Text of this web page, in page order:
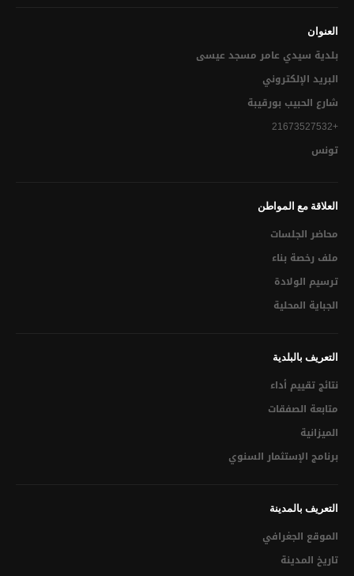
البناء والعمران
ملف رخصة بناء
رخص البناء
رخصة أشغال
رخصة ربط بشبكة التطهير
التراخيص الإقتصادية
قرار المصادقة على تقسيم
الميدان العمراني
البرنامج الإستثماري التشاركي عن بعد لسنة 2021
تحميل مطالب مختلفة
الجباية المحلية
القانون الأساسي للبلديات
التنظيم الهيكلي للبلدية
العنوان
بلدية سيدي عامر مسجد عيسى‎
البريد الإلكتروني
شارع الحبيب بورقيبة
+21673527532
تونس
العلاقة مع المواطن
محاضر الجلسات
ملف رخصة بناء
ترسيم الولادة
الجباية المحلية
التعريف بالبلدية
نتائج تقييم أداء
متابعة الصفقات
الميزانية
برنامج الإستثمار السنوي
التعريف بالمدينة
الموقع الجغرافي
تاريخ المدينة